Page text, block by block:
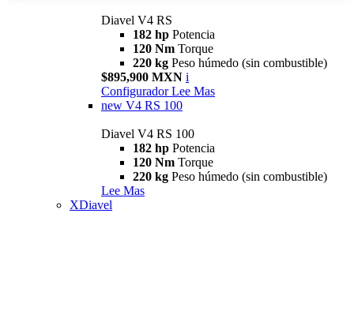
Diavel V4 RS
182 hp Potencia
120 Nm Torque
220 kg Peso húmedo (sin combustible)
$895,900 MXN i
Configurador Lee Mas
new V4 RS 100
Diavel V4 RS 100
182 hp Potencia
120 Nm Torque
220 kg Peso húmedo (sin combustible)
Lee Mas
XDiavel